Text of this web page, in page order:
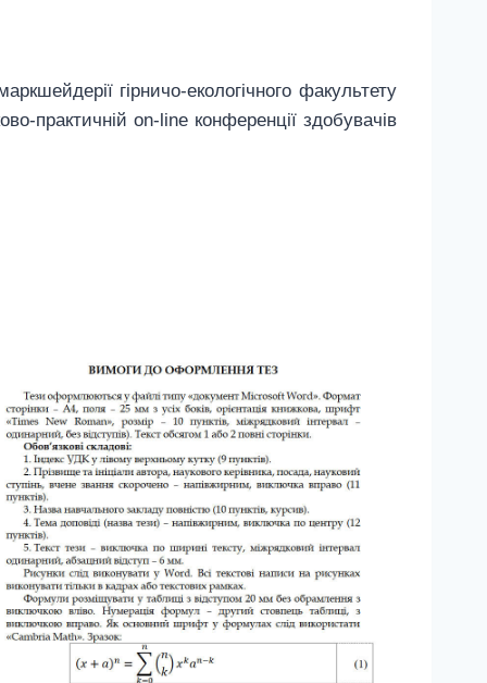
гірничо-екологічного факультету
практичній on-line конференції здобувачів